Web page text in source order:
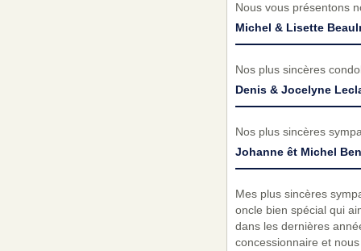
Nous vous présentons
Michel & Lisette
Nos plus sincères
Denis & Jocelyne
Nos plus sincères
Johanne êt Michel
Mes plus sincères
oncle bien spécial qui
dans les dernières
concessionnaire et